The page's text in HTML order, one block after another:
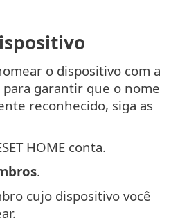
o dispositivo com a
garantir que o nome
reconhecido, siga as
HOME conta.
.
cujo dispositivo você